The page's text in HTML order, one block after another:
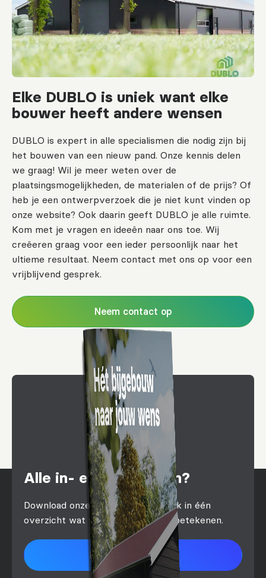
Elke DUBLO is uniek want elke
bouwer heeft andere wensen
DUBLO is expert in alle specialismen die nodig zijn bij
het bouwen van een nieuw pand. Onze kennis delen
we graag! Wil je meer weten over de
plaatsingsmogelijkheden, de materialen of de prijs? Of
heb je een ontwerpverzoek die je niet kunt vinden op
onze website? Ook daarin geeft DUBLO je alle ruimte.
Kom met je vragen en ideeën naar ons toe. Wij
creëeren graag voor een ieder persoonlijk naar het
ultieme resultaat. Neem contact met ons op voor een
vrijblijvend gesprek.
Neem contact op
Alle in- en outs weten?
Download onze brochure en ontdek in één
overzicht wat we voor je kunnen betekenen.
Download brochure